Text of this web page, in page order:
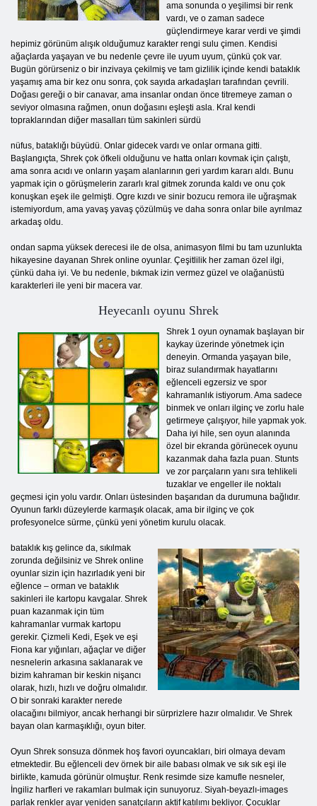
ama sonunda o yeşilimsi bir renk
vardı, ve o zaman sadece
güçlendirmeye karar verdi ve şimdi
hepimiz görünüm alışık olduğumuz karakter rengi sulu çimen. Kendisi
ağaçlarda yaşayan ve bu nedenle çevre ile uyum uyum, çünkü çok var.
Bugün görürseniz o bir inzivaya çekilmiş ve tam gizlilik içinde kendi bataklık
yaşamış ama bir kez onu sonra, çok sayıda arkadaşları tarafından çevrili.
Doğası gereği o bir canavar, ama insanlar ondan önce titremeye zaman o
seviyor olmasına rağmen, onun doğasını eşleşti asla. Kral kendi
topraklarından diğer masalları tüm sakinleri sürdü
nüfus, bataklığı büyüdü. Onlar gidecek vardı ve onlar ormana gitti.
Başlangıçta, Shrek çok öfkeli olduğunu ve hatta onları kovmak için çalıştı,
ama sonra acıdı ve onların yaşam alanlarının geri yardım kararı aldı. Bunu
yapmak için o görüşmelerin zararlı kral gitmek zorunda kaldı ve onu çok
konuşkan eşek ile gelmişti. Ogre kızdı ve sinir bozucu remora ile uğraşmak
istemiyordum, ama yavaş yavaş çözülmüş ve daha sonra onlar bile ayrılmaz
arkadaş oldu.
ondan sapma yüksek derecesi ile de olsa, animasyon filmi bu tam uzunlukta
hikayesine dayanan Shrek online oyunlar. Çeşitlilik her zaman özel ilgi,
çünkü daha iyi. Ve bu nedenle, bıkmak izin vermez güzel ve olağanüstü
karakterleri ile yeni bir macera var.
Heyecanlı oyunu Shrek
Shrek 1 oyun oynamak başlayan bir
kaykay üzerinde yönetmek için
deneyin. Ormanda yaşayan bile,
biraz sulandırmak hayatlarını
eğlenceli egzersiz ve spor
kahramanlık istiyorum. Ama sadece
binmek ve onları ilginç ve zorlu hale
getirmeye çalışıyor, hile yapmak yok.
Daha iyi hile, sen oyun alanında
özel bir ekranda görünecek oyunu
kazanmak daha fazla puan. Stunts
ve zor parçaların yanı sıra tehlikeli
tuzaklar ve engeller ile noktalı
geçmesi için yolu vardır. Onları üstesinden başarıdan da durumuna bağlıdır.
Oyunun farklı düzeylerde karmaşık olacak, ama bir ilginç ve çok
profesyonelce sürme, çünkü yeni yönetim kurulu olacak.
bataklık kış gelince da, sıkılmak
zorunda değilsiniz ve Shrek online
oyunlar sizin için hazırladık yeni bir
eğlence – orman ve bataklık
sakinleri ile kartopu kavgalar. Shrek
puan kazanmak için tüm
kahramanlar vurmak kartopu
gerekir. Çizmeli Kedi, Eşek ve eşi
Fiona kar yığınları, ağaçlar ve diğer
nesnelerin arkasına saklanarak ve
bizim kahraman bir keskin nişancı
olarak, hızlı, hızlı ve doğru olmalıdır.
O bir sonraki karakter nerede
olacağını bilmiyor, ancak herhangi bir sürprizlere hazır olmalıdır. Ve Shrek
bayan olan karmaşıklığı, oyun biter.
Oyun Shrek sonsuza dönmek hoş favori oyuncakları, biri olmaya devam
etmektedir. Bu eğlenceli dev örnek bir aile babası olmak ve sık sık eşi ile
birlikte, kamuda görünür olmuştur. Renk resimde size kamufle nesneler,
İngiliz harfleri ve rakamları bulmak için sunuyoruz. Siyah-beyazlı-images
parlak renkler ayar yeniden sanatçıların aktif katılımı bekliyor. Çocuklar